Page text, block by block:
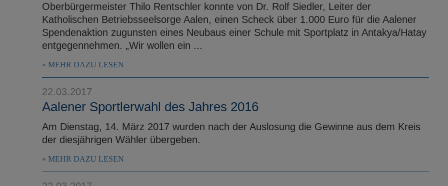
Oberbürgermeister Thilo Rentschler konnte von Dr. Rolf Siedler, Leiter der
Katholischen Betriebsseelsorge Aalen, einen Scheck über 1.000 Euro für die Aalener
Spendenaktion zugunsten eines Neubaus einer Schule mit Sportplatz in Antakya/Hatay
entgegennehmen. „Wir wollen ein ...
MEHR DAZU LESEN
22.03.2017
Aalener Sportlerwahl des Jahres 2016
Am Dienstag, 14. März 2017 wurden nach der Auslosung die Gewinne aus dem Kreis
der diesjährigen Wähler übergeben.
MEHR DAZU LESEN